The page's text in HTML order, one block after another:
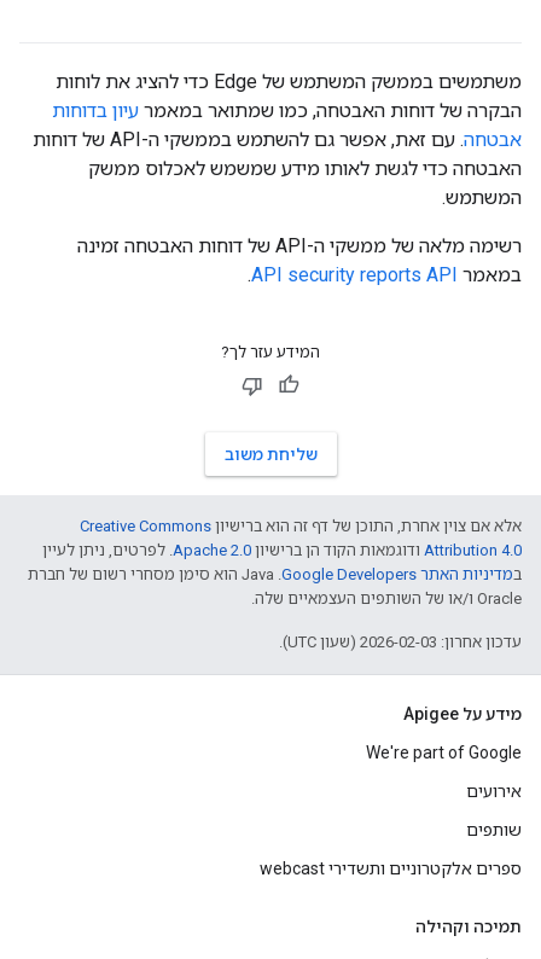
משתמשים בממשק המשתמש של Edge כדי להציג את לוחות
הבקרה של דוחות האבטחה, כמו שמתואר במאמר עיון בדוחות
אבטחה
. עם זאת, אפשר גם להשתמש בממשקי ה-API של דוחות
האבטחה כדי לגשת לאותו מידע שמשמש לאכלוס ממשק
המשתמש.
רשימה מלאה של ממשקי ה-API של דוחות האבטחה זמינה
במאמר API security reports API
.
המידע עזר לך?
שליחת משוב
אלא אם צוין אחרת, התוכן של דף זה הוא ברישיון Creative Commons
Attribution 4.0 ודוגמאות הקוד הן ברישיון Apache 2.0. לפרטים, ניתן לעיין
במדיניות האתר Google Developers‏
.‏ Java הוא סימן מסחרי רשום של חברת
Oracle ו/או של השותפים העצמאיים שלה.
עדכון אחרון: 2026-02-03 (שעון UTC).
מידע על Apigee
We're part of Google
אירועים
שותפים
ספרים אלקטרוניים ותשדירי webcast
תמיכה וקהילה